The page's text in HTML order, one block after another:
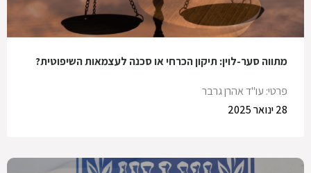
מתווה סער-לוין: תיקון הכרחי או סכנה לעצמאות השיפוטית?
פרטי: עו"ד אהרן גרבר
28 ינואר 2025